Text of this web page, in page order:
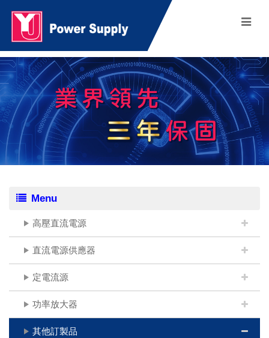
Menu
高壓直流電源
直流電源供應器
定電流源
功率放大器
其他訂製品